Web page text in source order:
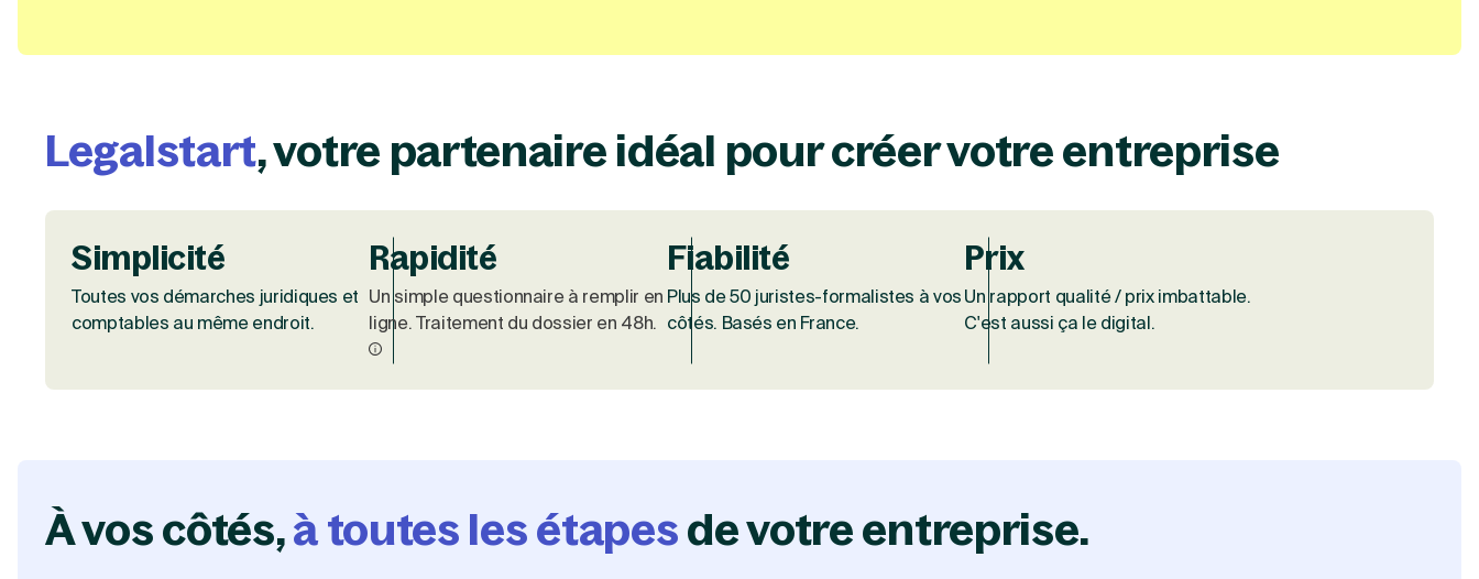
Legalstart, votre partenaire idéal pour créer votre entreprise
Simplicité
Toutes vos démarches juridiques et
comptables au même endroit.
Rapidité
Un simple questionnaire à remplir en
ligne. Traitement du dossier en 48h.
Fiabilité
Plus de 50 juristes-formalistes à vos
côtés. Basés en France.
Prix
Un rapport qualité / prix imbattable.
C'est aussi ça le digital.
À vos côtés,à toutes les étapesde votre entreprise.